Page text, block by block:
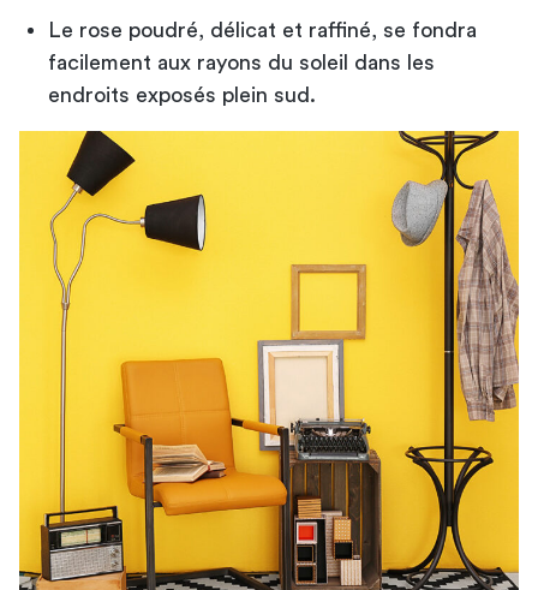
Le rose poudré, délicat et raffiné, se fondra
facilement aux rayons du soleil dans les
endroits exposés plein sud.